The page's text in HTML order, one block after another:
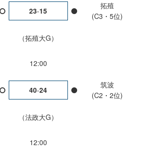
23-15
拓殖
(C3・5位)
拓殖大G
12:00
40-24
筑波
(C2・2位)
法政大G
12:00